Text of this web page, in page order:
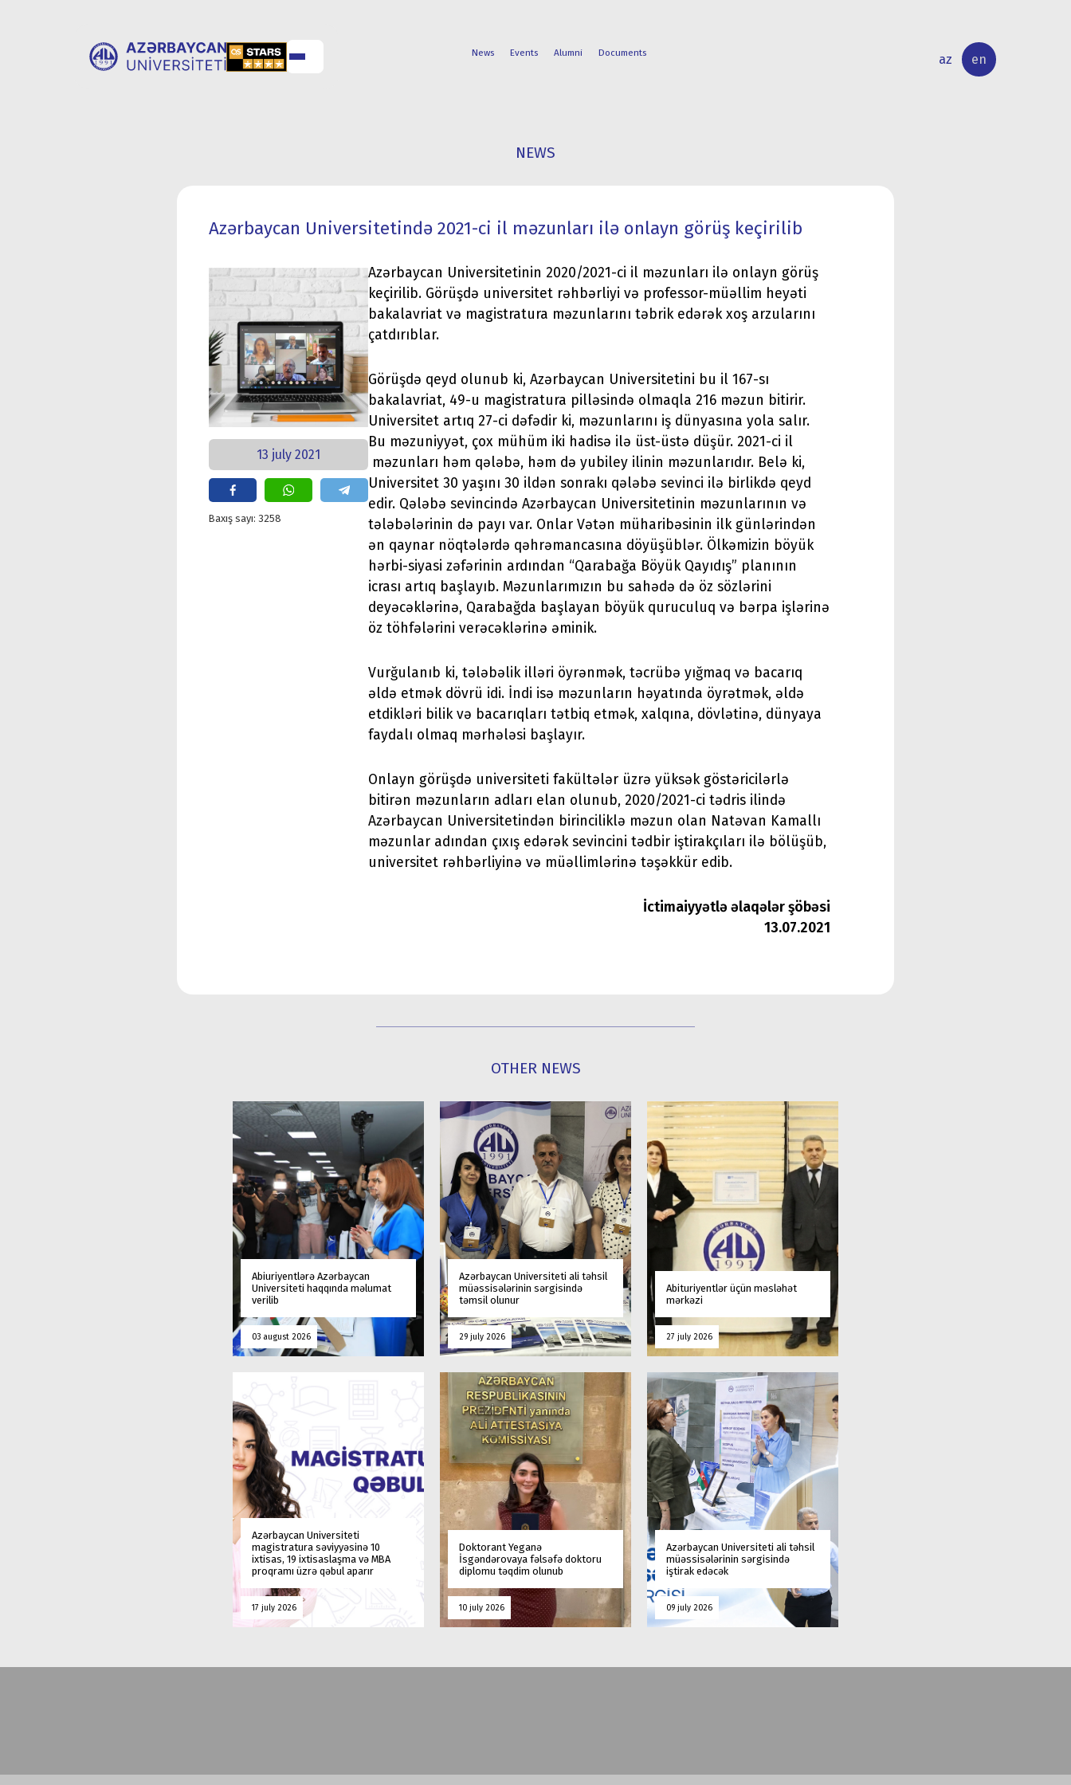
News Events Alumni Documents az en
NEWS
Azərbaycan Universitetində 2021-ci il məzunları ilə onlayn görüş keçirilib
13 july 2021
Baxış sayı: 3258
Azərbaycan Universitetinin 2020/2021-ci il məzunları ilə onlayn görüş
keçirilib. Görüşdə universitet rəhbərliyi və professor-müəllim heyəti
bakalavriat və magistratura məzunlarını təbrik edərək xoş arzularını
çatdırıblar.
Görüşdə qeyd olunub ki, Azərbaycan Universitetini bu il 167-sı
bakalavriat, 49-u magistratura pilləsində olmaqla 216 məzun bitirir.
Universitet artıq 27-ci dəfədir ki, məzunlarını iş dünyasına yola salır.
Bu məzuniyyət, çox mühüm iki hadisə ilə üst-üstə düşür. 2021-ci il
məzunları həm qələbə, həm də yubiley ilinin məzunlarıdır. Belə ki,
Universitet 30 yaşını 30 ildən sonrakı qələbə sevinci ilə birlikdə qeyd
edir. Qələbə sevincində Azərbaycan Universitetinin məzunlarının və
tələbələrinin də payı var. Onlar Vətən müharibəsinin ilk günlərindən
ən qaynar nöqtələrdə qəhrəmancasına döyüşüblər. Ölkəmizin böyük
hərbi-siyasi zəfərinin ardından “Qarabağa Böyük Qayıdış” planının
icrası artıq başlayıb. Məzunlarımızın bu sahədə də öz sözlərini
deyəcəklərinə, Qarabağda başlayan böyük quruculuq və bərpa işlərinə
öz töhfələrini verəcəklərinə əminik.
Vurğulanıb ki, tələbəlik illəri öyrənmək, təcrübə yığmaq və bacarıq
əldə etmək dövrü idi. İndi isə məzunların həyatında öyrətmək, əldə
etdikləri bilik və bacarıqları tətbiq etmək, xalqına, dövlətinə, dünyaya
faydalı olmaq mərhələsi başlayır.
Onlayn görüşdə universiteti fakültələr üzrə yüksək göstəricilərlə
bitirən məzunların adları elan olunub, 2020/2021-ci tədris ilində
Azərbaycan Universitetindən birinciliklə məzun olan Natəvan Kamallı
məzunlar adından çıxış edərək sevincini tədbir iştirakçıları ilə bölüşüb,
universitet rəhbərliyinə və müəllimlərinə təşəkkür edib.
İctimaiyyətlə əlaqələr şöbəsi
13.07.2021
OTHER NEWS
Abiuriyentlərə Azərbaycan
Universiteti haqqında məlumat
verilib
03 august 2026
Azərbaycan Universiteti ali təhsil
müəssisələrinin sərgisində
təmsil olunur
29 july 2026
Abituriyentlər üçün məsləhət
mərkəzi
27 july 2026
Azərbaycan Universiteti
magistratura səviyyəsinə 10
ixtisas, 19 ixtisaslaşma və MBA
proqramı üzrə qəbul aparır
17 july 2026
Doktorant Yeganə
İsgəndərovaya fəlsəfə doktoru
diplomu təqdim olunub
10 july 2026
Azərbaycan Universiteti ali təhsil
müəssisələrinin sərgisində
iştirak edəcək
09 july 2026